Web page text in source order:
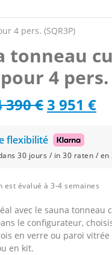
4 pers. (SQR3P)
tonneau
4 pers.
390€ Le
initial
4
390 €.
3 951 €Le
3
flexibilité
30 jours / in 30 raten / en
est évalué à 3-4 semaines
avec le sauna tonneau
le configurateur,
en verre ou paroi
en kit.